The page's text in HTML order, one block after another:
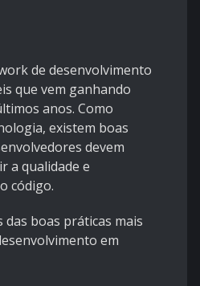
de desenvolvimento
que vem ganhando
anos. Como
existem boas
devem
a qualidade e
código.
das boas práticas mais
em